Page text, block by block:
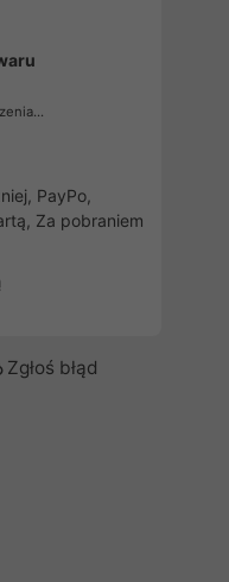
PayPo,
Za pobraniem
Zgłoś błąd